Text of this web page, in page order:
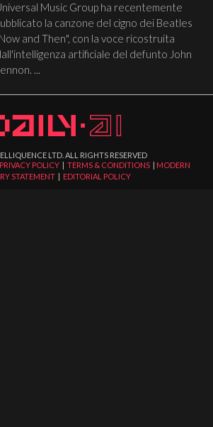
Music Group ha recentemente
la canzone del cigno dei Beatles
and Then", con la voce ricostruita
artificiale del defunto John
...
LTD. ALL RIGHTS RESERVED
PRIVACY POLICY |TERMS & CONDITIONS | MODERN
STATEMENT| EDITORIAL POLICY